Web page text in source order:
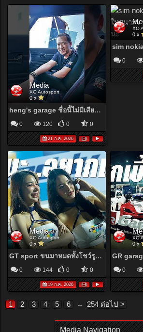
Media
XO Autosport
0 x
heng's garage ชื่อนี้ไม่มีเสียกับโปรเจกต์ใหม่ Ken&Mary ที่สำคัญขับขี่ได้ทุกสภาวะ
0 120 0 0
21 ก.ค. 2026
XO
0 x
0
Media
XO Autosport
0 x
GT sport ขนมาหมดทั้งโชว์รูม ของเด็ดลิมิเต็ดมีเพียบ และสองคันไฮไลท์ล่าสุดที่สะดุดตาคนทั้งงาน
0 144 0 0
19 ก.ค. 2026
XO
0 x
0
1 2 3 4 5 6 → 254 ต่อไป >
Media Navigation